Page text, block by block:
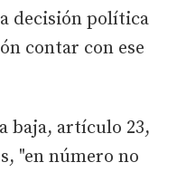
decisión política
contar con ese
baja, artículo 23,
"en número no